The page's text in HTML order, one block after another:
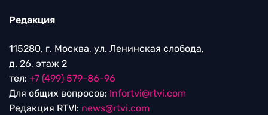
Редакция
115280, г. Москва, ул. Ленинская слобода,
д. 26, этаж 2
тел: +7 (499) 579-86-96
Для общих вопросов: Infortvi@rtvi.com
Редакция RTVI: news@rtvi.com